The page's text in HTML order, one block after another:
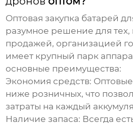
Оптовая закупка батарей
разумное решение для тех,
продажей, организацией
имеет крупный парк
основные преимущества:
Экономия средств:
ниже розничных, что
затраты на каждый
Наличие запаса: Всегда